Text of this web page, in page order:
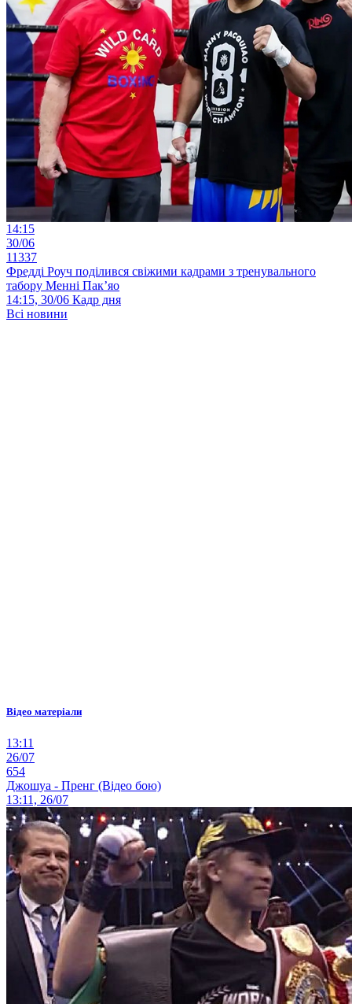
14:15
30/06
11337
Фредді Роуч поділився свіжими кадрами з тренувального
табору Менні Пак’яо
14:15, 30/06 Кадр дня
Всі новини
Відео матеріали
13:11
26/07
654
Джошуа - Пренг (Відео бою)
13:11, 26/07